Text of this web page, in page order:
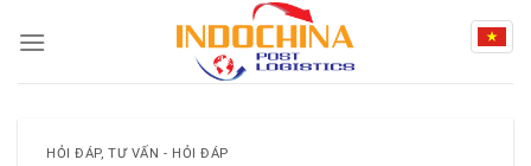
HỎI ĐÁP,TƯ VẤN - HỎI ĐÁP